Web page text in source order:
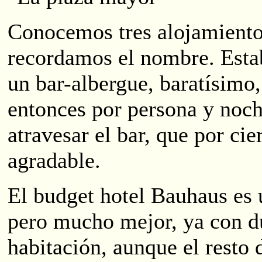
Conocemos tres
recordamos el nombre.
un bar-albergue,
entonces por persona y
atravesar el bar, que por
agradable.
El budget hotel Bauhaus
pero mucho mejor, ya con
habitación, aunque el resto